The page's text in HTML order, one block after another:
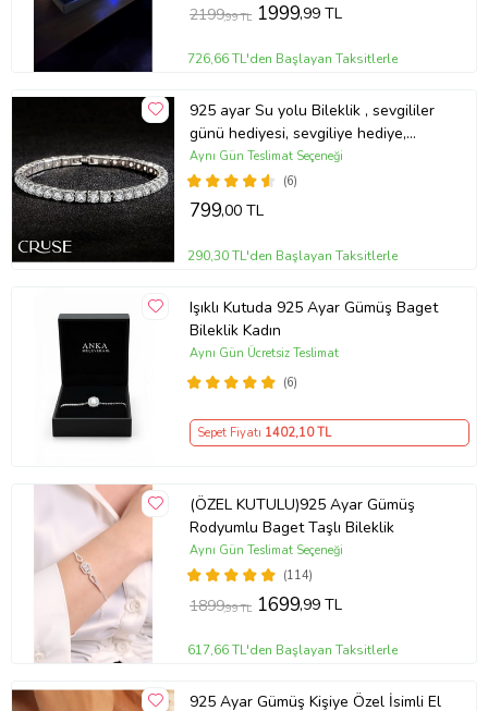
2199,99 TL 1999,99 TL
726,66 TL'den Başlayan Taksitlerle
925 ayar Su yolu Bileklik , sevgililer
günü hediyesi, sevgiliye hediye,
doğum günü hediyesi, yeni iş
hediyesi, geçmiş olsun hediyesi, altın
kolye, kız arkadaş hediyesi, hediye
(6)
Aynı Gün Teslimat Seçeneği
799,00 TL
290,30 TL'den Başlayan Taksitlerle
Işıklı Kutuda 925 Ayar Gümüş Baget
Bileklik Kadın
(6)
Aynı Gün Ücretsiz Teslimat
Sepet Fiyatı 1402,10 TL
(ÖZEL KUTULU)925 Ayar Gümüş
Rodyumlu Baget Taşlı Bileklik
(114)
Aynı Gün Teslimat Seçeneği
1899,99 TL 1699,99 TL
617,66 TL'den Başlayan Taksitlerle
925 Ayar Gümüş Kişiye Özel İsimli El